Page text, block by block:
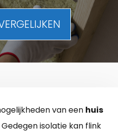
van een huis
Gedegen isolatie kan flink